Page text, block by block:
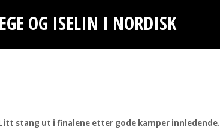
OG ISELIN I NORDISK
stang ut i finalene etter gode kamper innledende.